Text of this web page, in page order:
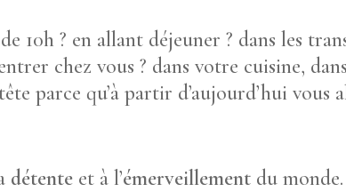
10h ? en allant déjeuner ? dans les
chez vous ? dans votre cuisine,
parce qu’à partir d’aujourd’hui vous
détente et à l’émerveillement du monde.